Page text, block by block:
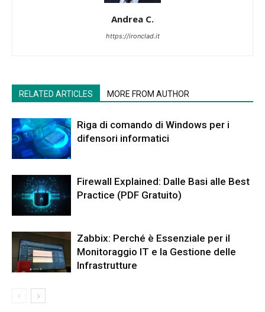
Andrea C.
https://ironclad.it
RELATED ARTICLES MORE FROM AUTHOR
Riga di comando di Windows per i
difensori informatici
Firewall Explained: Dalle Basi alle Best
Practice (PDF Gratuito)
Zabbix: Perché è Essenziale per il
Monitoraggio IT e la Gestione delle
Infrastrutture